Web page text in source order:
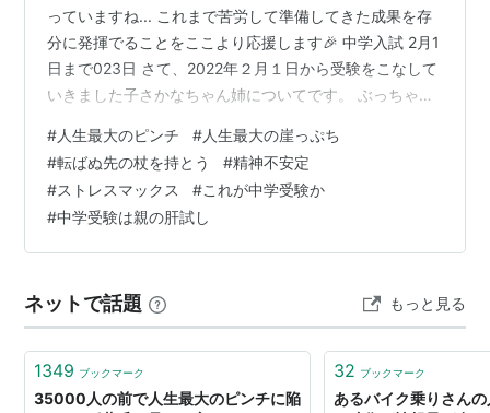
っていますね... これまで苦労して準備してきた成果を存
分に発揮でることをここより応援します🎉 中学入試 2月1
日まで023日 さて、2022年２月１日から受験をこなして
いきました子さかなちゃん姉についてです。 ぶっちゃけ
格体験談とは全く毛色が異なります＿|￣|○ （思い出す
だけで吐き気が... ←どんだけメンタル弱い母なのか、苦
笑） Day0 1月 練習の目的で１月受験校、前受を入れま
した。 その1月から2月1日までが長いこと長いこと😭 こ
んなに1日1日が長く感じたことがわたしの人…
#人生最大のピンチ #人生最大の崖っぷち
#転ばぬ先の杖を持とう #精神不安定
#ストレスマックス #これが中学受験か
#中学受験は親の肝試し
ネットで話題 もっと見る
1349 ブックマーク
35000人の前で人生最大のピンチに陥
32 ブックマーク
あるバイク乗りさん